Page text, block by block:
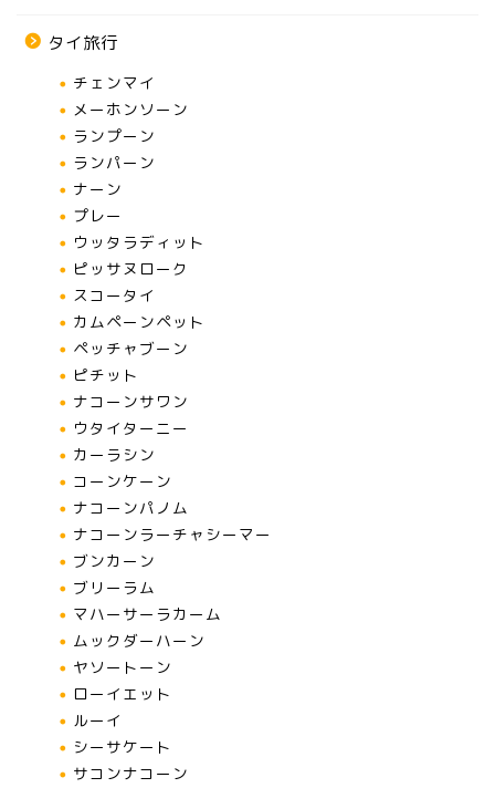
タイ旅行
チェンマイ
メーホンソーン
ランプーン
ランパーン
ナーン
プレー
ウッタラディット
ピッサヌローク
スコータイ
カムペーンペット
ペッチャブーン
ピチット
ナコーンサワン
ウタイターニー
カーラシン
コーンケーン
ナコーンパノム
ナコーンラーチャシーマー
ブンカーン
ブリーラム
マハーサーラカーム
ムックダーハーン
ヤソートーン
ローイエット
ルーイ
シーサケート
サコンナコーン